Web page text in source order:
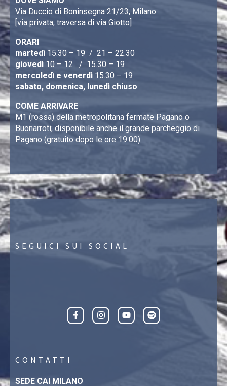
Via Duccio di Boninsegna 21/23, Milano
[via privata, traversa di via Giotto]
ORARI
martedì 15.30 – 19 / 21 – 22.30
giovedì 10 – 12 / 15.30 – 19
mercoledì e venerdì 15.30 – 19
sabato, domenica, lunedì chiuso
COME ARRIVARE
M1 (rossa) della metropolitana fermate Pagano o
Buonarroti; disponibile anche il grande parcheggio di
Pagano (gratuito dopo le ore 19.00).
SEGUICI SUI SOCIAL
CONTATTI
SEDE CAI MILANO